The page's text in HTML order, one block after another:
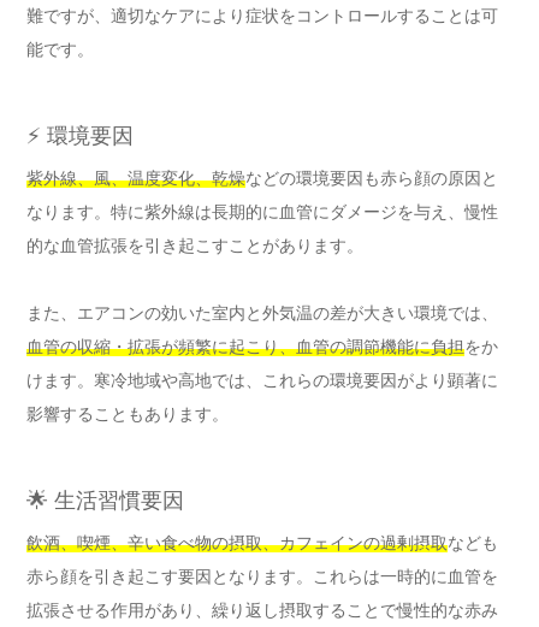
難ですが、適切なケアにより症状をコントロールすることは可
能です。
⚡ 環境要因
紫外線、風、温度変化、乾燥などの環境要因も赤ら顔の原因と
なります。特に紫外線は長期的に血管にダメージを与え、慢性
的な血管拡張を引き起こすことがあります。
また、エアコンの効いた室内と外気温の差が大きい環境では、
血管の収縮・拡張が頻繁に起こり、血管の調節機能に負担をか
けます。寒冷地域や高地では、これらの環境要因がより顕著に
影響することもあります。
🌟 生活習慣要因
飲酒、喫煙、辛い食べ物の摂取、カフェインの過剰摂取なども
赤ら顔を引き起こす要因となります。これらは一時的に血管を
拡張させる作用があり、繰り返し摂取することで慢性的な赤み